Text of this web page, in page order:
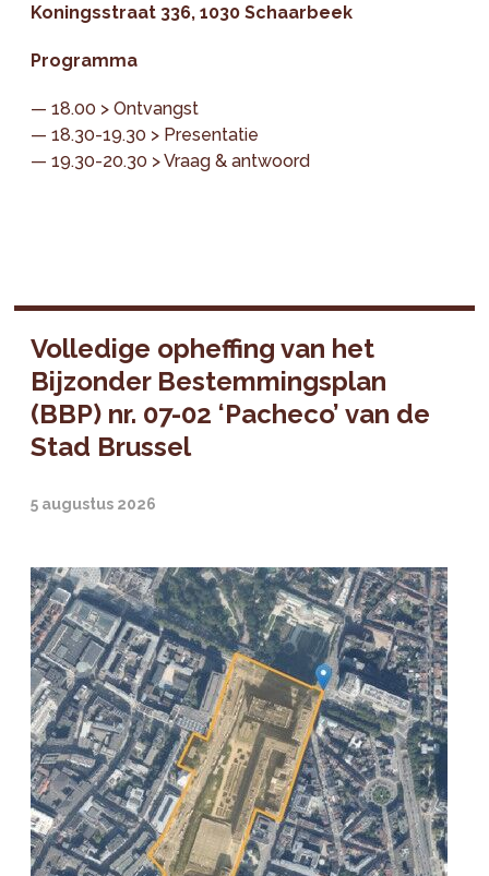
Koningsstraat 336, 1030 Schaarbeek
Programma
— 18.00 > Ontvangst
— 18.30-19.30 > Presentatie
— 19.30-20.30 > Vraag & antwoord
Volledige opheffing van het
Bijzonder Bestemmingsplan
(BBP) nr. 07-02 ‘Pacheco’ van de
Stad Brussel
5 augustus 2026